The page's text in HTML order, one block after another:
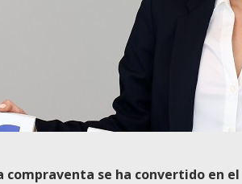
compraventa se ha convertido en